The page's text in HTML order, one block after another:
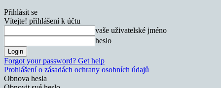
Přihlásit se
Vítejte! přihlášení k účtu
vaše uživatelské jméno
heslo
Forgot your password? Get help
Prohlášení o zásadách ochrany osobních údajů
Obnova hesla